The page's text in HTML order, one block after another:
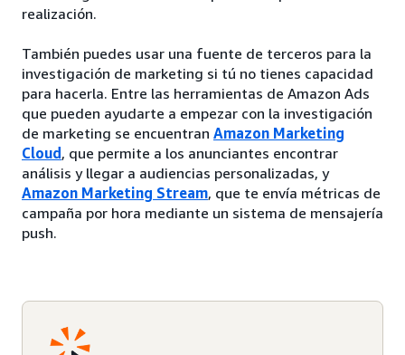
realización.
También puedes usar una fuente de terceros para la
investigación de marketing si tú no tienes capacidad
para hacerla. Entre las herramientas de Amazon Ads
que pueden ayudarte a empezar con la investigación
de marketing se encuentran Amazon Marketing
Cloud , que permite a los anunciantes encontrar
análisis y llegar a audiencias personalizadas, y
Amazon Marketing Stream, que te envía métricas de
campaña por hora mediante un sistema de mensajería
push.